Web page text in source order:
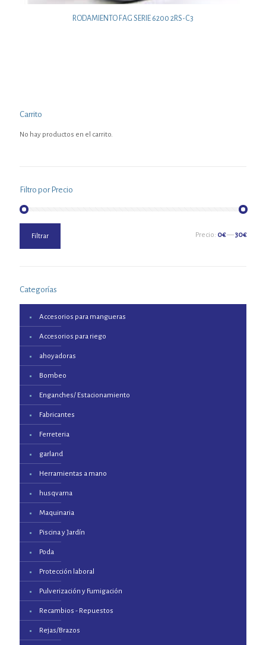
RODAMIENTO FAG SERIE 6200 2RS-C3
Carrito
No hay productos en el carrito.
Filtro por Precio
mínimo
máximo
Filtrar Precio: 0€—30€
Categorías
Accesorios para mangueras
Accesorios para riego
ahoyadoras
Bombeo
Enganches/ Estacionamiento
Fabricantes
Ferreteria
garland
Herramientas a mano
husqvarna
Maquinaria
Piscina y Jardín
Poda
Protección laboral
Pulverización y Fumigación
Recambios - Repuestos
Rejas/Brazos